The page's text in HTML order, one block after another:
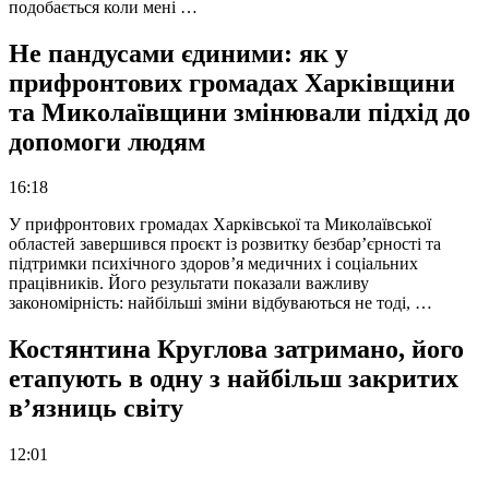
подобається коли мені …
Не пандусами єдиними: як у
прифронтових громадах Харківщини
та Миколаївщини змінювали підхід до
допомоги людям
16:18
У прифронтових громадах Харківської та Миколаївської
областей завершився проєкт із розвитку безбар’єрності та
підтримки психічного здоров’я медичних і соціальних
працівників. Його результати показали важливу
закономірність: найбільші зміни відбуваються не тоді, …
Костянтина Круглова затримано, його
етапують в одну з найбільш закритих
в’язниць світу
12:01